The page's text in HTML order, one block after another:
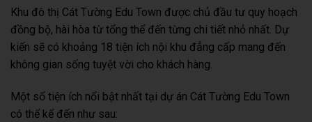
Khu đô thị Cát Tường Edu Town được chủ đầu tư quy hoạch
đồng bộ, hài hòa từ tổng thể đến từng chi tiết nhỏ nhất. Dự
kiến sẽ có khoảng 18 tiện ích nội khu đẳng cấp mang đến
không gian sống tuyệt vời cho khách hàng.
Một số tiện ích nổi bật nhất tại dự án Cát Tường Edu Town
có thể kể đến như sau: